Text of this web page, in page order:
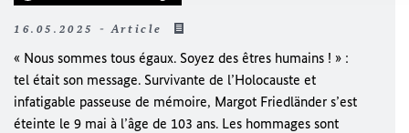
16.05.2025 - Article
« Nous sommes tous égaux. Soyez des êtres humains ! » :
tel était son message. Survivante de l’Holocauste et
infatigable passeuse de mémoire, Margot Friedländer s’est
éteinte le 9 mai à l’âge de 103 ans. Les hommages sont